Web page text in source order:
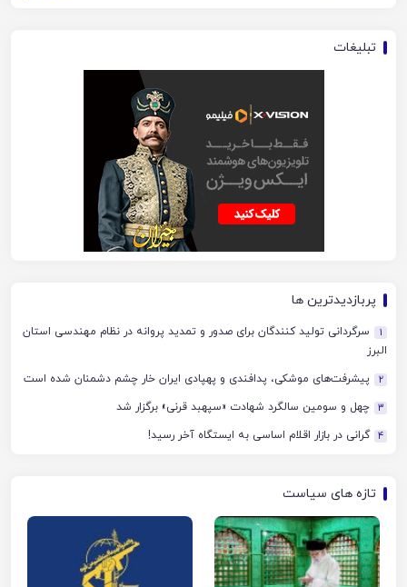
تبلیغات
پربازدیدترین ها
1
سرگردانی تولید کنندگان برای صدور و تمدید پروانه در نظام مهندسی استان
البرز
2 پیشرفت‌های موشکی، پدافندی و پهپادی ایران خار چشم دشمنان شده است
3 چهل‌ و سومین سالگرد شهادت «سپهبد قرنی» برگزار شد
4 گرانی در بازار اقلام اساسی به ایستگاه آخر رسید!
تازه های سیاست